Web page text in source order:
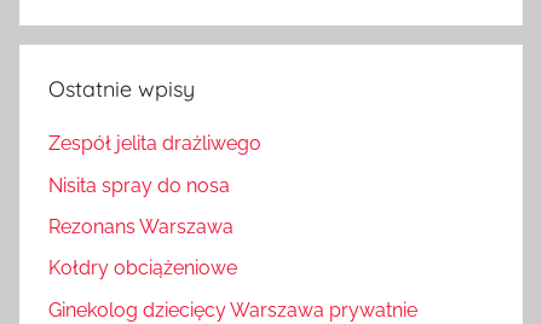
Ostatnie wpisy
Zespół jelita drażliwego
Nisita spray do nosa
Rezonans Warszawa
Kołdry obciążeniowe
Ginekolog dziecięcy Warszawa prywatnie